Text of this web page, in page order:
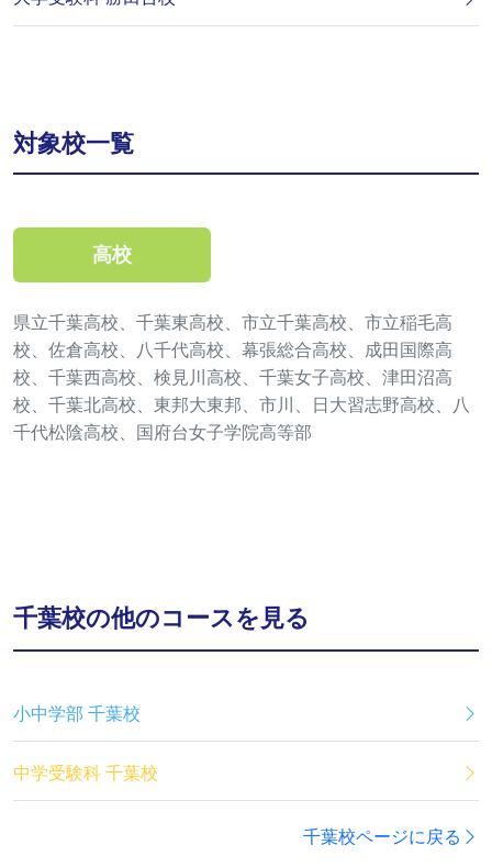
対象校一覧
高校
県立千葉高校、千葉東高校、市立千葉高校、市立稲毛高
校、佐倉高校、八千代高校、幕張総合高校、成田国際高
校、千葉西高校、検見川高校、千葉女子高校、津田沼高
校、千葉北高校、東邦大東邦、市川、日大習志野高校、八
千代松陰高校、国府台女子学院高等部
千葉校の他のコースを見る
小中学部 千葉校
中学受験科 千葉校
千葉校ページに戻る